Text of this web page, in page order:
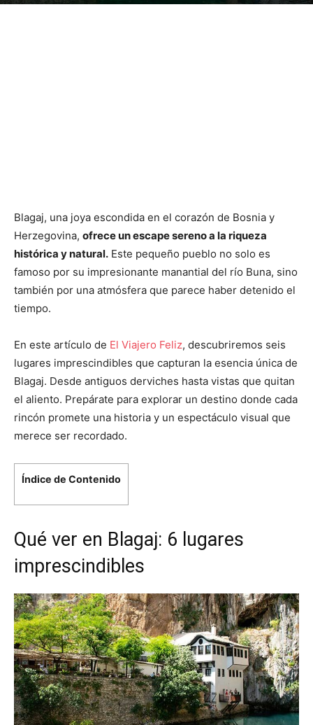
Blagaj, una joya escondida en el corazón de Bosnia y
Herzegovina, ofrece un escape sereno a la riqueza
histórica y natural. Este pequeño pueblo no solo es
famoso por su impresionante manantial del río Buna, sino
también por una atmósfera que parece haber detenido el
tiempo.
En este artículo de El Viajero Feliz, descubriremos seis
lugares imprescindibles que capturan la esencia única de
Blagaj. Desde antiguos derviches hasta vistas que quitan
el aliento. Prepárate para explorar un destino donde cada
rincón promete una historia y un espectáculo visual que
merece ser recordado.
Índice de Contenido
Qué ver en Blagaj: 6 lugares
imprescindibles